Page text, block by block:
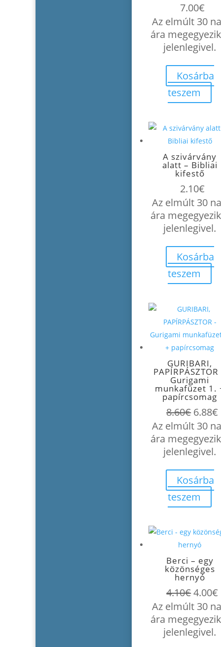
7.00€
Az elmúlt 30
ára
jelenlegivel.
Kosárba
teszem
A szivárvány
alatt – Bibliai
kifestő
2.10€
Az elmúlt 30
ára
jelenlegivel.
Kosárba
teszem
GURIBARI,
PAPÍRPÁSZTOR
Gurigami
munkafüzet 1.
papírcsomag
8.60€
price
was:
8.60€.
6.88€
Az elmúlt 30
ára
jelenlegivel.
Kosárba
teszem
Berci – egy
közönséges
hernyó
4.10€
price
was:
4.10€.
4.00€
Az elmúlt 30
ára
jelenlegivel.